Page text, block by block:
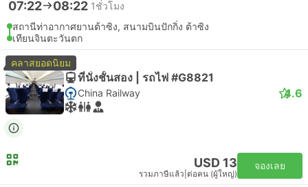
07:22 08:22 1ชั่วโมง
สถานีท่าอากาศยานต้าซิง, สนามบินปักกิ่ง ต้าซิง
เทียนจินตะวันตก
คลาสยอดนิยม
ที่นั่งชั้นสอง | รถไฟ #G8821
China Railway 4.6
USD 13
รวมภาษีแล้ว ต่อคน (ผู้ใหญ่)
จองเลย